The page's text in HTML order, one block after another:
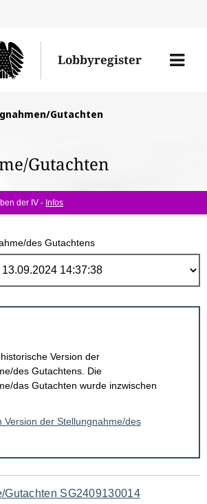
Lobbyregister
Menü
Gutachten
Gutachten
der IV - Infos
des Gutachtens
Version der
des Gutachtens. Die
das Gutachten wurde inzwischen
Version der Stellungnahme/des
Gutachten SG2409130014